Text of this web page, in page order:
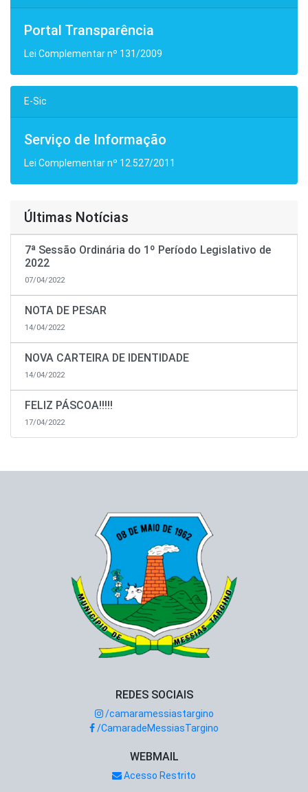
Portal Transparência
Lei Complementar nº 131/2009
E-Sic
Serviço de Informação
Lei Complementar nº 12.527/2011
Últimas Notícias
7ª Sessão Ordinária do 1º Período Legislativo de
2022
07/04/2022
NOTA DE PESAR
14/04/2022
NOVA CARTEIRA DE IDENTIDADE
14/04/2022
FELIZ PÁSCOA!!!!!
17/04/2022
REDES SOCIAIS
/camaramessiastargino
/CamaradeMessiasTargino
WEBMAIL
Acesso Restrito